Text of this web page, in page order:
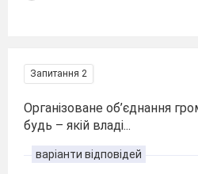
Запитання 2
Організоване об’єднання
будь – якій владі...
варіанти відповідей